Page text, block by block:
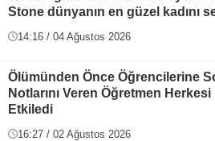
Stone dünyanın en güzel kadını
14:16 / 04 Ağustos 2026
Ölümünden Önce Öğrencilerine
Notlarını Veren Öğretmen
Etkiledi
16:27 / 02 Ağustos 2026